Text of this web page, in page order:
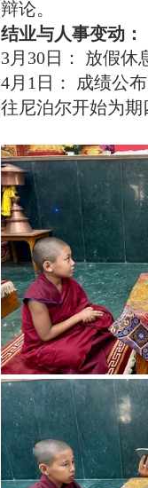
辩论。
结业与人事变动：
3月30日： 放假休
4月1日： 成绩公
往尼泊尔开始为